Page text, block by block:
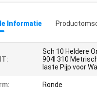
Informatie
Sch 10 Heldere
904l 310
laste Pijp voor
Ronde